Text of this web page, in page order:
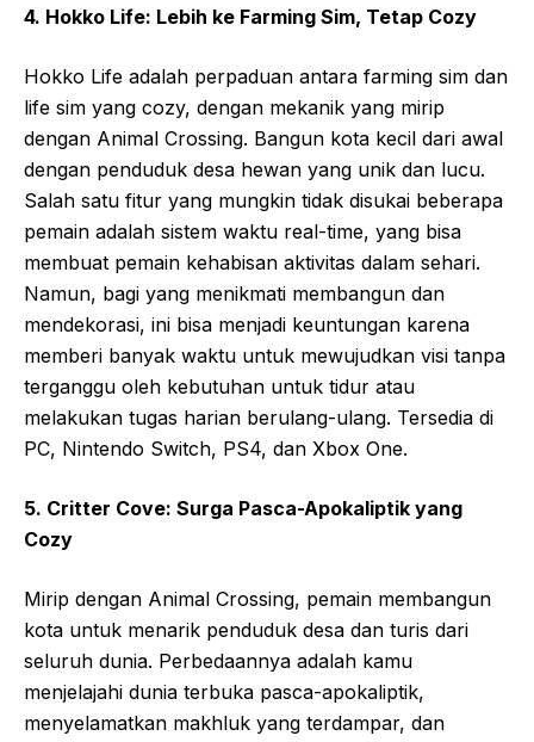
4. Hokko Life: Lebih ke Farming Sim, Tetap Cozy
Hokko Life adalah perpaduan antara farming sim dan
life sim yang cozy, dengan mekanik yang mirip
dengan Animal Crossing. Bangun kota kecil dari awal
dengan penduduk desa hewan yang unik dan lucu.
Salah satu fitur yang mungkin tidak disukai beberapa
pemain adalah sistem waktu real-time, yang bisa
membuat pemain kehabisan aktivitas dalam sehari.
Namun, bagi yang menikmati membangun dan
mendekorasi, ini bisa menjadi keuntungan karena
memberi banyak waktu untuk mewujudkan visi tanpa
terganggu oleh kebutuhan untuk tidur atau
melakukan tugas harian berulang-ulang. Tersedia di
PC, Nintendo Switch, PS4, dan Xbox One.
5. Critter Cove: Surga Pasca-Apokaliptik yang
Cozy
Mirip dengan Animal Crossing, pemain membangun
kota untuk menarik penduduk desa dan turis dari
seluruh dunia. Perbedaannya adalah kamu
menjelajahi dunia terbuka pasca-apokaliptik,
menyelamatkan makhluk yang terdampar, dan